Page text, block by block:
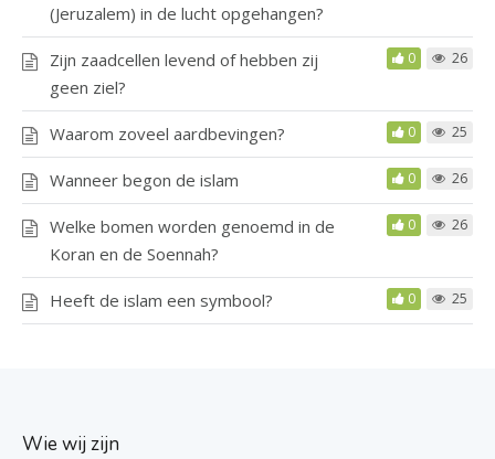
(Jeruzalem) in de lucht opgehangen?
Zijn zaadcellen levend of hebben zij
geen ziel?
0 26
Waarom zoveel aardbevingen? 0 25
Wanneer begon de islam 0 26
Welke bomen worden genoemd in de
Koran en de Soennah?
0 26
Heeft de islam een symbool? 0 25
Wie wij zijn